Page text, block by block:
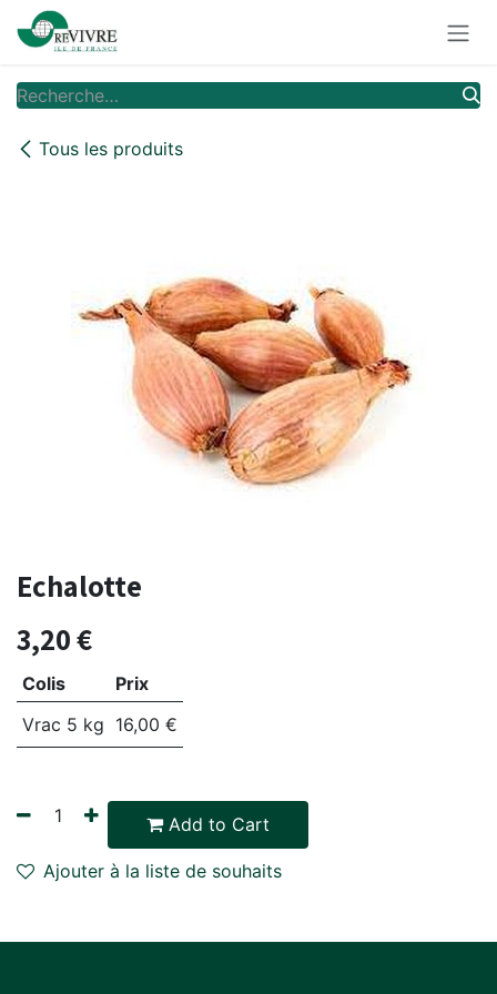
Se rendre au contenu
Tous les produits
Echalotte
3,20€
Colis
Prix
Vrac 5 kg 16,00 €
Add to Cart
Ajouter à la liste de souhaits